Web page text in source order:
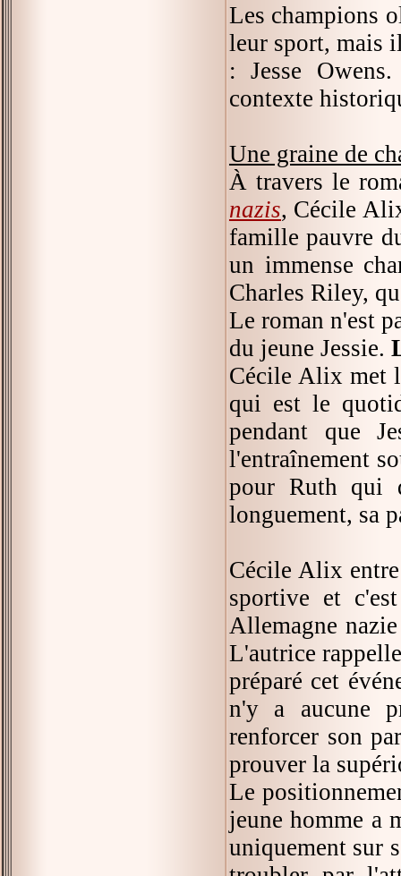
Les champions
leur sport, mais
: Jesse
contexte
Une graine de
À travers le
nazis, Cécile
famille pauvre
un immense
Charles Riley,
Le roman n'est
du jeune Jessie.
Cécile Alix met
qui est le
pendant que
l'entraînement
pour Ruth qui
longuement, sa
Cécile Alix
sportive et
Allemagne
L'autrice
préparé cet
n'y a aucune
renforcer son
prouver la
Le
jeune homme a
uniquement sur